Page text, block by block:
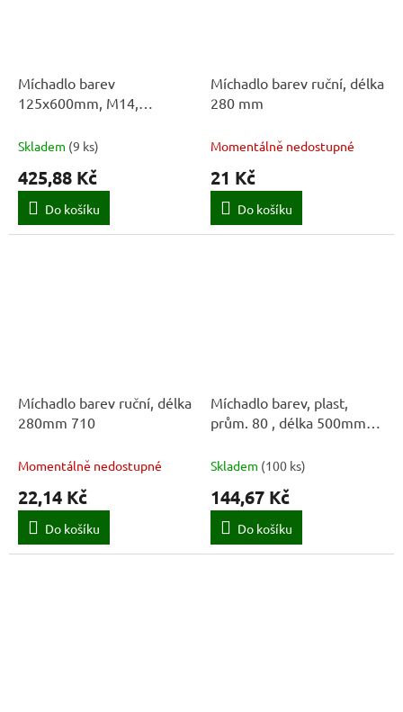
Míchadlo barev
125x600mm, M14,
Skladem (9 ks)
425,88 Kč
Do košíku
Míchadlo barev ruční, délka
280 mm
Momentálně nedostupné
21 Kč
Do košíku
Míchadlo barev ruční, délka
280mm 710
Momentálně nedostupné
22,14 Kč
Do košíku
Míchadlo barev, plast,
prům. 80 , délka 500mm
Skladem (100 ks)
144,67 Kč
Do košíku